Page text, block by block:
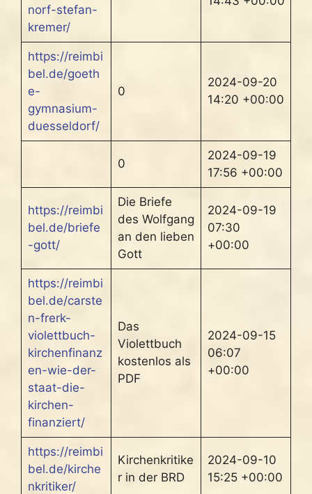
norf-stefan-
kremer/
https://reimbi
bel.de/goeth
e-
gymnasium-
duesseldorf/
0
2024-09-20
14:20 +00:00
0
2024-09-19
17:56 +00:00
https://reimbi
bel.de/briefe
-gott/
Die Briefe
des Wolfgang
an den lieben
Gott
2024-09-19
07:30
+00:00
https://reimbi
bel.de/carste
n-frerk-
violettbuch-
kirchenfinanz
en-wie-der-
staat-die-
kirchen-
finanziert/
Das
Violettbuch
kostenlos als
PDF
2024-09-15
06:07
+00:00
https://reimbi
bel.de/kirche
nkritiker/
Kirchenkritike
r in der BRD
2024-09-10
15:25 +00:00